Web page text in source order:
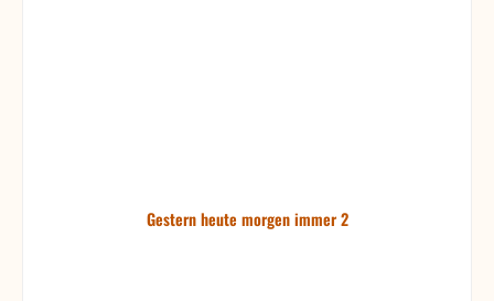
Gestern heute morgen immer 2